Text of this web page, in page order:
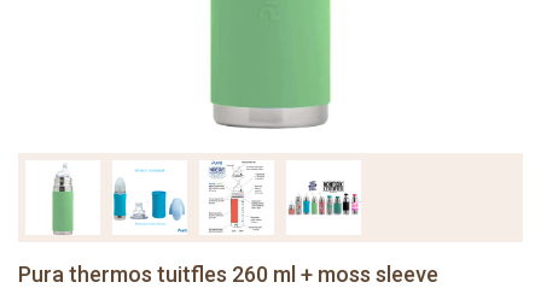
Pura thermos tuitfles 260 ml + moss sleeve